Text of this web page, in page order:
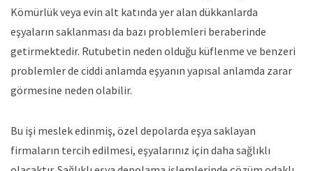
Kömürlük veya evin alt katında yer alan dükkanlarda
eşyaların saklanması da bazı problemleri beraberinde
getirmektedir. Rutubetin neden olduğu küflenme ve benzeri
problemler de ciddi anlamda eşyanın yapısal anlamda zarar
görmesine neden olabilir.
Bu işi meslek edinmiş, özel depolarda eşya saklayan
firmaların tercih edilmesi, eşyalarınız için daha sağlıklı